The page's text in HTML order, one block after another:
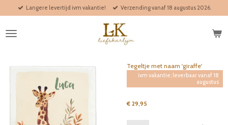
de
Langere levertijd ivm vakantie! Verzending vanaf 18 augustus 2026.
Tegeltje met naam 'giraffe'
ivm vakantie; leverbaar vanaf 18
augustus
€ 29,95